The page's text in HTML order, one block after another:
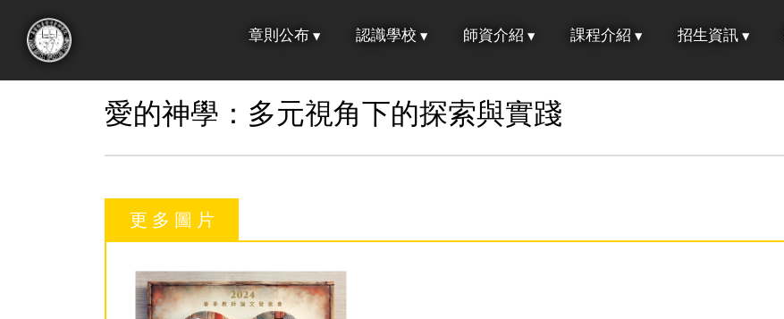
章則公布 認識學校 師資介紹 課程介紹 招生資訊
愛的神學：多元視角下的探索與實踐
更 多 圖 片